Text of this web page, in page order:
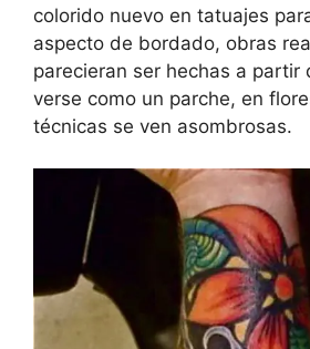
colorido nuevo en tatuajes
aspecto de bordado, obras
parecieran ser hechas a partir
verse como un parche, en
técnicas se ven asombrosas.